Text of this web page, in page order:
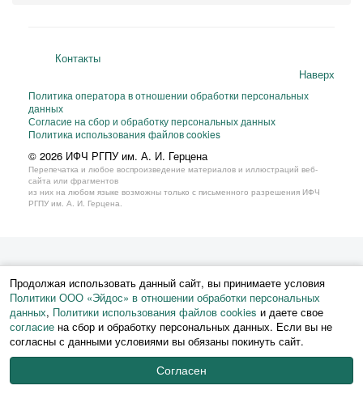
Контакты
Наверх
Политика оператора в отношении обработки персональных
данных
Согласие на сбор и обработку персональных данных
Политика использования файлов cookies
© 2026 ИФЧ РГПУ им. А. И. Герцена
Перепечатка и любое воспроизведение материалов и иллюстраций веб-
сайта или фрагментов
из них на любом языке возможны только с письменного разрешения ИФЧ
РГПУ им. А. И. Герцена.
Продолжая использовать данный сайт, вы принимаете условия
Политики ООО «Эйдос» в отношении обработки персональных
данных, Политики использования файлов cookies и даете свое
согласие на сбор и обработку персональных данных. Если вы не
согласны с данными условиями вы обязаны покинуть сайт.
Согласен